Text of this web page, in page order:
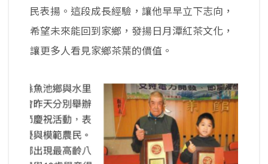
民表揚。這段成長經驗，讓他早早立下志向，
希望未來能回到家鄉，發揚日月潭紅茶文化，
讓更多人看見家鄉茶葉的價值。